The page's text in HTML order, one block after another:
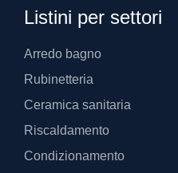
Listini per settori
Arredo bagno
Rubinetteria
Ceramica sanitaria
Riscaldamento
Condizionamento